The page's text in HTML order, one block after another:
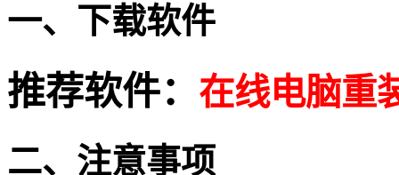
一、下载软件
推荐软件： 在线电脑重
二、注意事项